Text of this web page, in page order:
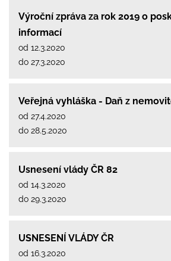
Výroční zpráva za rok 2019 o
informací
od 12.3.2020
do 27.3.2020
Veřejná vyhláška - Daň z
od 27.4.2020
do 28.5.2020
Usnesení vlády ČR 82
od 14.3.2020
do 29.3.2020
USNESENÍ VLÁDY ČR
od 16.3.2020